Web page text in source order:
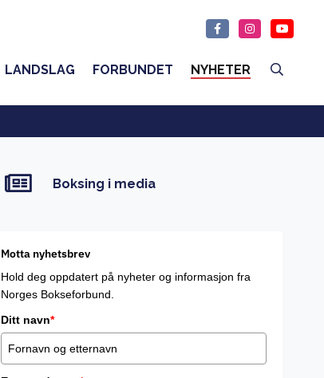
LANDSLAG FORBUNDET NYHETER
Boksing i media
Motta nyhetsbrev
Hold deg oppdatert på nyheter og informasjon fra
Norges Bokseforbund.
Ditt navn*